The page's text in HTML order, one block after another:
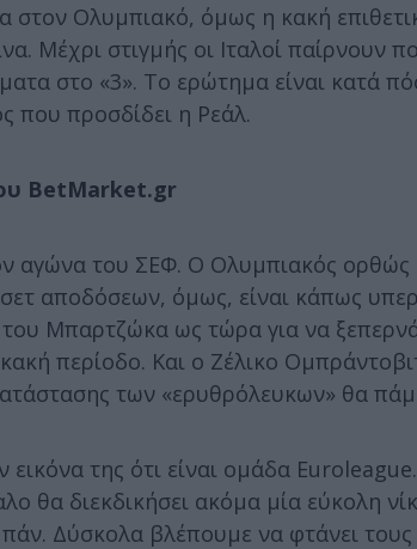
στον Ολυμπιακό, όμως η κακή
Μέχρι στιγμής οι Ιταλοί παίρνουν
στο «3». Το ερώτημα είναι κατά
που προσδίδει η Ρεάλ.
BetMarket.gr
αγώνα του ΣΕΦ. Ο Ολυμπιακός ορθώς
αποδόσεων, όμως, είναι κάπως
Μπαρτζώκα ως τώρα για να
περίοδο. Και ο Ζέλικο
των «ερυθρόλευκων» θα
εικόνα της ότι είναι ομάδα
θα διεκδικήσει ακόμα μία εύκολη
Δύσκολα βλέπουμε να φτάνει